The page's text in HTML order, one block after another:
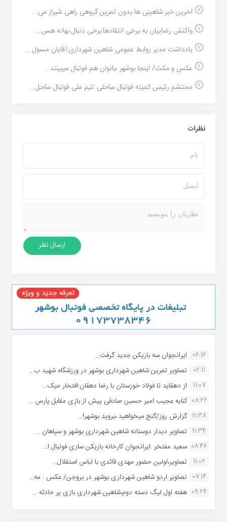
آخرین خبر:شاهینی ها بدون تمرین گروهی راهی شیراز می...
واکنش رضاییان به برخی انتقادها:برخی دنبال بهانه هس...
یادداشت مدیر روابط عمومی شاهین شهرداری:آقایان مسول...
عکس و مکث/ اینجا بوشهر ،بانوان هم فوتبال میبینند...
محتشم رئیس کمیته فوتبال ساحلی :تیم ملی فوتبال ساحل...
نظرات
06:16 ایرانجوان سه بازیکن جدید گرفت...
02:11
تصاویر تمرین شاهین شهردارى بوشهر در ورزشگاه شهید ب...
11:07
از دهقاید تا فولاد خوزستان با رضا دهقان:افتخار میک...
08:22 کنایه عجیب امیر حسین صادقی پیش از بازی مقابل پارس ...
11:38 گزارش روز/گنج میخواهید ،بروید بوشهر!...
11:34 تصاویر دیدار دوستانه شاهین شهردارى بوشهر و سپاهان ...
08:46 سعید مفتخر :ایرانجوان کارخانه بازیکن سازی فوتبال ا...
11:02
تصاویر،اولین حضور مهدی قائدی با لباس استقلال...
07:14 تصاویر اردو شاهین شهرداری بوشهر در بروجن/ عکس : مه...
09:24 هفته اول لیگ دسته دوم،شاهین شهرداری بازی پر حادثه ...